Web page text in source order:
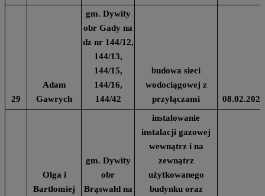
29
Adam
Gawrych
gm. Dywity
obr Gady na
dz nr 144/12,
144/13,
144/15,
144/16,
144/42
budowa sieci
wodociągowej z
przyłączami
08.02.2024
Olga i
Bartłomiej
gm. Dywity
obr
Brąswałd na
instalowanie
instalacji gazowej
wewnątrz i na
zewnątrz
użytkowanego
budynku oraz